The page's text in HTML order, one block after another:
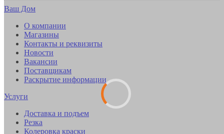
Ваш Дом
О компании
Магазины
Контакты и реквизиты
Новости
Вакансии
Поставщикам
Раскрытие информации
Услуги
Доставка и подъем
Резка
Колеровка краски